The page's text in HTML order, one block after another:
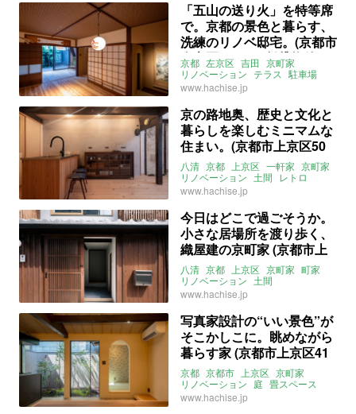
「五山の送り火」を特等席
で。京都の景色と暮らす、
洗練のリノベ邸宅。(京都市
左京区114㎡の賃貸物件)
京都 左京区 吉田 京町家
リノベーション テラス 駐車場
邸宅 囲炉裏 八清
www.hachise.jp
京の路地奥、歴史と文化と
暮らしを楽しむミニマムな
住まい。(京都市上京区50
㎡の売買物件)
八清 京都 上京区 一軒家 京町家
リノベーション 土間 レトロ
無垢フローリング
www.hachise.jp
今日はどこで過ごそうか。
小さな居場所を渡り歩く、
織屋建の京町家 (京都市上
京区65㎡の売買物件)
八清 京都 上京区 京町家 町家
リノベーション 土間
ウッドデッキ
ライター：ほしりょうこ
www.hachise.jp
写真家設計の“いい景色”が
そこかしこに。眺めながら
暮らす家 (京都市上京区41
㎡の売買物件)
京都 京都市 上京区 京町家
リノベーション 庭 畳スペース
一人暮らし セカンドハウス
事務所 アトリエ
www.hachise.jp